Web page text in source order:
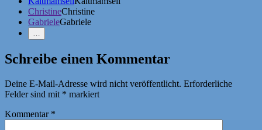
ChristineChristine
GabrieleGabriele
…
Erwähnungen
Schreibe einen Kommentar
Deine E-Mail-Adresse wird nicht veröffentlicht. Erforderliche
Felder sind mit * markiert
Kommentar *